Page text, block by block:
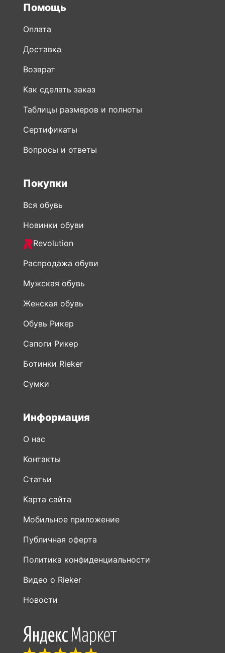
Помощь
Оплата
Доставка
Возврат
Как сделать заказ
Таблицы размеров и полноты
Сертификаты
Вопросы и ответы
Покупки
Вся обувь
Новинки обуви
Revolution
Распродажа обуви
Мужская обувь
Женская обувь
Обувь Рикер
Сапоги Рикер
Ботинки Rieker
Сумки
Информация
О нас
Контакты
Статьи
Карта сайта
Мобильное приложение
Публичная оферта
Политика конфиденциальности
Видео о Rieker
Новости